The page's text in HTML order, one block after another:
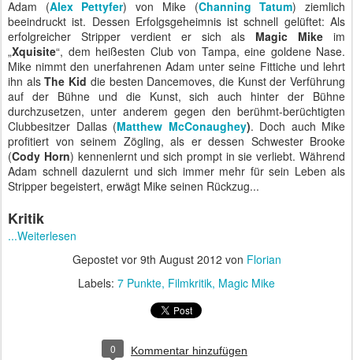
Adam (Alex Pettyfer) von Mike (Channing Tatum) ziemlich
beeindruckt ist. Dessen Erfolgsgeheimnis ist schnell gelüftet: Als
erfolgreicher Stripper verdient er sich als Magic Mike im
„Xquisite“, dem heißesten Club von Tampa, eine goldene Nase.
Mike nimmt den unerfahrenen Adam unter seine Fittiche und lehrt
ihn alsThe Kid die besten Dancemoves, die Kunst der Verführung
auf der Bühne und die Kunst, sich auch hinter der Bühne
durchzusetzen, unter anderem gegen den berühmt-berüchtigten
Clubbesitzer Dallas (Matthew McConaughey). Doch auch Mike
profitiert von seinem Zögling, als er dessen Schwester Brooke
(Cody Horn) kennenlernt und sich prompt in sie verliebt. Während
Adam schnell dazulernt und sich immer mehr für sein Leben als
Stripper begeistert, erwägt Mike seinen Rückzug...
Kritik
...Weiterlesen
Gepostet vor 9th August 2012 von Florian
Labels: 7 Punkte Filmkritik Magic Mike
0 Kommentar hinzufügen